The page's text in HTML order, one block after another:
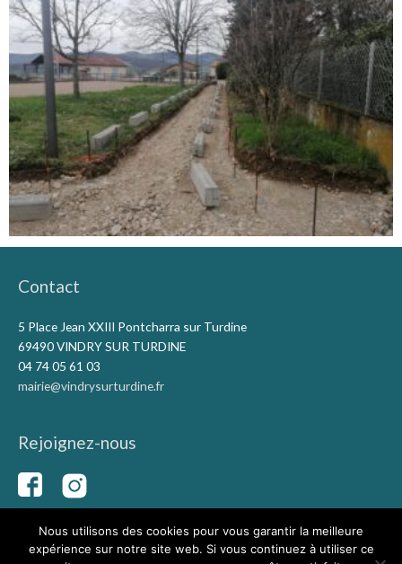
Contact
5 Place Jean XXIII Pontcharra sur Turdine
69490 VINDRY SUR TURDINE
04 74 05 61 03
mairie@vindrysurturdine.fr
Rejoignez-nous
Nous utilisons des cookies pour vous garantir la meilleure
expérience sur notre site web. Si vous continuez à utiliser ce